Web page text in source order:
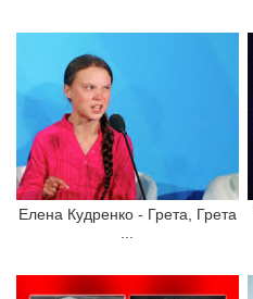
Елена Кудренко - Грета, Грета